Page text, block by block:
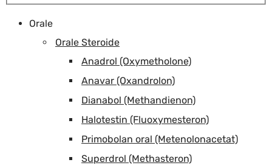
Orale
Orale Steroide
Anadrol (Oxymetholone)
Anavar (Oxandrolon)
Dianabol (Methandienon)
Halotestin (Fluoxymesteron)
Primobolan oral (Metenolonacetat)
Superdrol (Methasteron)